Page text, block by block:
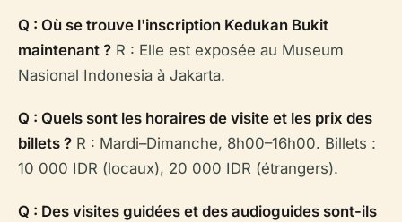
Q : Où se trouve l'inscription Kedukan Bukit
maintenant ? R : Elle est exposée au Museum
Nasional Indonesia à Jakarta.
Q : Quels sont les horaires de visite et les prix des
billets ? R : Mardi–Dimanche, 8h00–16h00. Billets :
10 000 IDR (locaux), 20 000 IDR (étrangers).
Q : Des visites guidées et des audioguides sont-ils